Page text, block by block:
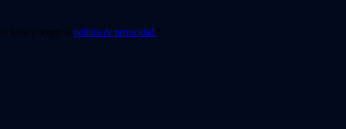
leído y acepto la política de privacidad. *